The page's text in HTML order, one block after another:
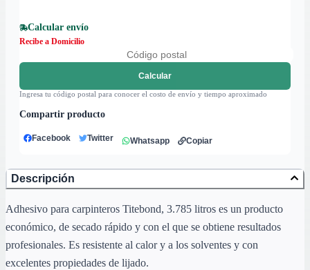
Calcular envío
Recibe a Domicilio
Calcular
Ingresa tu código postal para conocer el costo de envío y tiempo aproximado
Compartir producto
Facebook Twitter Whatsapp Copiar
Descripción
Adhesivo para carpinteros Titebond, 3.785 litros es un producto
económico, de secado rápido y con el que se obtiene resultados
profesionales. Es resistente al calor y a los solventes y con
excelentes propiedades de lijado.